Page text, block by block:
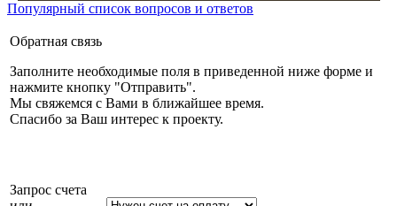
Популярный список вопросов и ответов
Обратная связь
Заполните необходимые поля в приведенной ниже форме и
нажмите кнопку "Отправить".
Мы свяжемся с Вами в ближайшее время.
Спасибо за Ваш интерес к проекту.
Запрос счета